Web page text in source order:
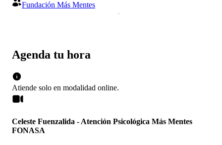
Agenda tu hora
Atiende solo en modalidad online.
Celeste Fuenzalida - Atención Psicológica Más Mentes
FONASA
Fundación Más Mentes